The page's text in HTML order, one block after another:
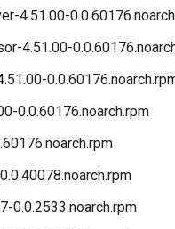
4.51.00-
4.51.00-
0.0.60176.noarch.rpm
0.0.2533.noarch.rpm